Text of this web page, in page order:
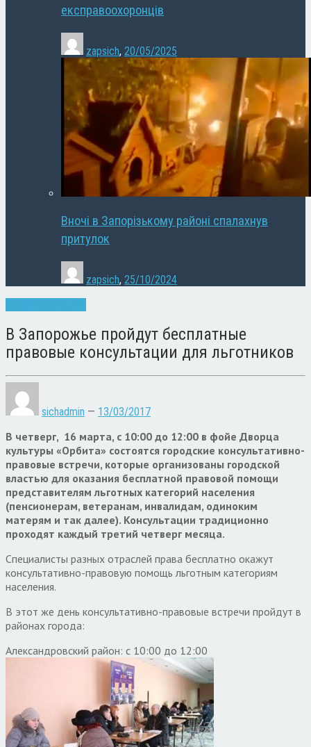
експравоохоронців
zapsich, 20/05/2025
Вночі в Запорізькому районі спалахнув
притулок
zapsich, 25/10/2024
В Запорожье пройдут бесплатные
правовые консультации для льготников
sichadmin — 13/03/2017
В четверг, 16 марта, с 10:00 до 12:00 в фойе Дворца
культуры «Орбита» состоятся городские консультативно-
правовые встречи, которые организованы городской
властью для оказания бесплатной правовой помощи
представителям льготных категорий населения
(пенсионерам, ветеранам, инвалидам, одиноким
матерям и так далее). Консультации традиционно
проходят каждый третий четверг месяца.
Специалисты разных отраслей права бесплатно окажут
консультативно-правовую помощь льготным категориям
населения.
В этот же день консультативно-правовые встречи пройдут в
районах города:
Александровский район: с 10:00 до 12:00